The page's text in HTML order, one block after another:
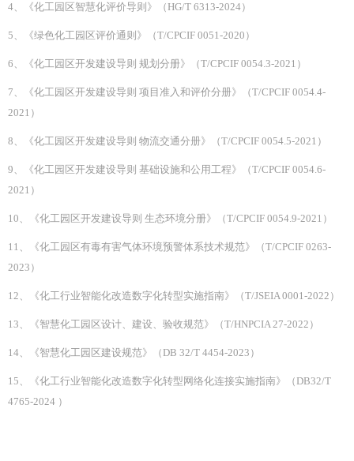
4、《化工园区智慧化评价导则》（HG/T 6313-2024）
5、《绿色化工园区评价通则》（T/CPCIF 0051-2020）
6、《化工园区开发建设导则 规划分册》（T/CPCIF 0054.3-2021）
7、《化工园区开发建设导则 项目准入和评价分册》（T/CPCIF 0054.4-
2021）
8、《化工园区开发建设导则 物流交通分册》（T/CPCIF 0054.5-2021）
9、《化工园区开发建设导则 基础设施和公用工程》（T/CPCIF 0054.6-
2021）
10、《化工园区开发建设导则 生态环境分册》（T/CPCIF 0054.9-2021）
11、《化工园区有毒有害气体环境预警体系技术规范》（T/CPCIF 0263-
2023）
12、《化工行业智能化改造数字化转型实施指南》（T/JSEIA 0001-2022）
13、《智慧化工园区设计、建设、验收规范》（T/HNPCIA 27-2022）
14、《智慧化工园区建设规范》（DB 32/T 4454-2023）
15、《化工行业智能化改造数字化转型网络化连接实施指南》（DB32/T
4765-2024 ）